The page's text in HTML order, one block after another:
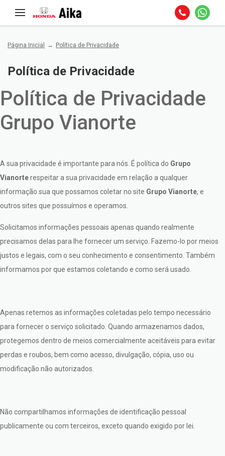
Página Inicial Política de Privacidade
Política de Privacidade
Política de Privacidade
Grupo Vianorte
A sua privacidade é importante para nós. É política do Grupo
Vianorterespeitar a sua privacidade em relação a qualquer
informação sua que possamos coletar no site Grupo Vianorte, e
outros sites que possuímos e operamos.
Solicitamos informações pessoais apenas quando realmente
precisamos delas para lhe fornecer um serviço. Fazemo-lo por meios
justos e legais, com o seu conhecimento e consentimento. Também
informamos por que estamos coletando e como será usado.
Apenas retemos as informações coletadas pelo tempo necessário
para fornecer o serviço solicitado. Quando armazenamos dados,
protegemos dentro de meios comercialmente aceitáveis para evitar
perdas e roubos, bem como acesso, divulgação, cópia, uso ou
modificação não autorizados.
Não compartilhamos informações de identificação pessoal
publicamente ou com terceiros, exceto quando exigido por lei.